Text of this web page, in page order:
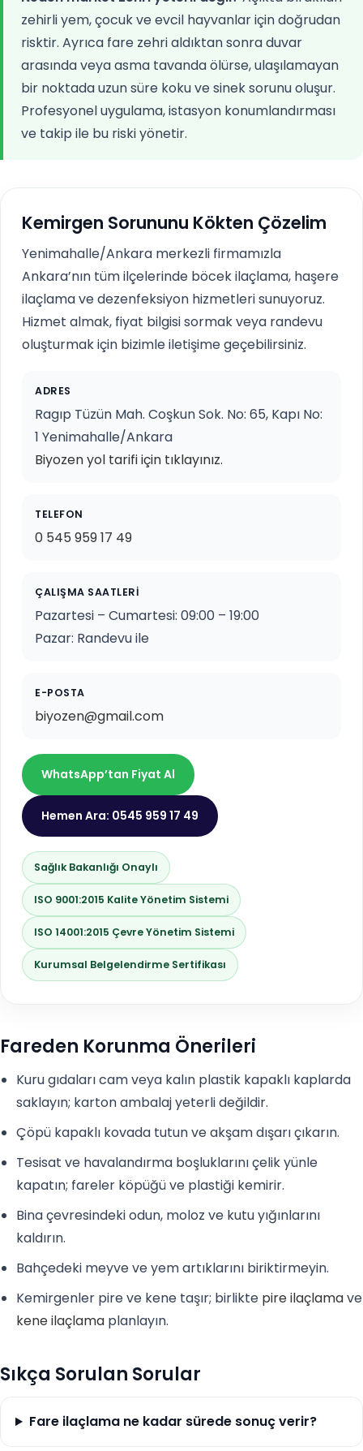
zehirli yem, çocuk ve evcil hayvanlar için doğrudan
risktir. Ayrıca fare zehri aldıktan sonra duvar
arasında veya asma tavanda ölürse, ulaşılamayan
bir noktada uzun süre koku ve sinek sorunu oluşur.
Profesyonel uygulama, istasyon konumlandırması
ve takip ile bu riski yönetir.
Kemirgen Sorununu Kökten Çözelim
Yenimahalle/Ankara merkezli firmamızla
Ankara’nın tüm ilçelerinde böcek ilaçlama, haşere
ilaçlama ve dezenfeksiyon hizmetleri sunuyoruz.
Hizmet almak, fiyat bilgisi sormak veya randevu
oluşturmak için bizimle iletişime geçebilirsiniz.
ADRES
Ragıp Tüzün Mah. Coşkun Sok. No: 65, Kapı No:
1 Yenimahalle/Ankara
Biyozen yol tarifi için tıklayınız.
TELEFON
0 545 959 17 49
ÇALIŞMA SAATLERI
Pazartesi – Cumartesi: 09:00 – 19:00
Pazar: Randevu ile
E-POSTA
biyozen@gmail.com
WhatsApp’tan Fiyat Al
Hemen Ara: 0545 959 17 49
Sağlık Bakanlığı Onaylı
ISO 9001:2015 Kalite Yönetim Sistemi
ISO 14001:2015 Çevre Yönetim Sistemi
Kurumsal Belgelendirme Sertifikası
Fareden Korunma Önerileri
Kuru gıdaları cam veya kalın plastik kapaklı kaplarda
saklayın; karton ambalaj yeterli değildir.
Çöpü kapaklı kovada tutun ve akşam dışarı çıkarın.
Tesisat ve havalandırma boşluklarını çelik yünle
kapatın; fareler köpüğü ve plastiği kemirir.
Bina çevresindeki odun, moloz ve kutu yığınlarını
kaldırın.
Bahçedeki meyve ve yem artıklarını biriktirmeyin.
Kemirgenler pire ve kene taşır; birlikte pire ilaçlamave
kene ilaçlama planlayın.
Sıkça Sorulan Sorular
Fare ilaçlama ne kadar sürede sonuç verir?